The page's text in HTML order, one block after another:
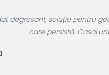
degresant, soluție pentru
care persistă.